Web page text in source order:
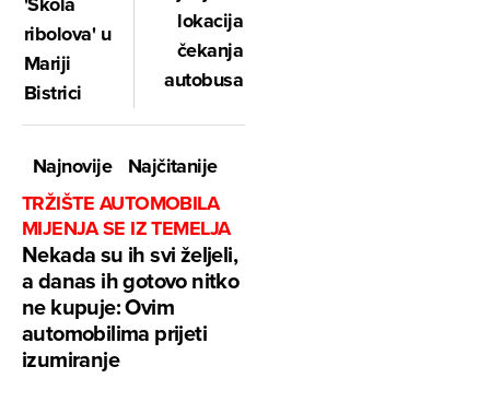
ribolova' u
Mariji
Bistrici
lokacija
čekanja
autobusa
Najnovije
Najčitanije
TRŽIŠTE AUTOMOBILA
MIJENJA SE IZ TEMELJA
Nekada su ih svi željeli,
a danas ih gotovo nitko
ne kupuje: Ovim
automobilima prijeti
izumiranje